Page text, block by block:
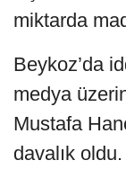
miktarda
Beykoz’da
medya
Mustafa
davalık oldu.